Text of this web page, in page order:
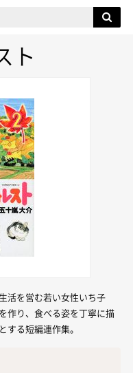
ト
活を営む若い女性いち子
作り、食べる姿を丁寧に描
する短編連作集。